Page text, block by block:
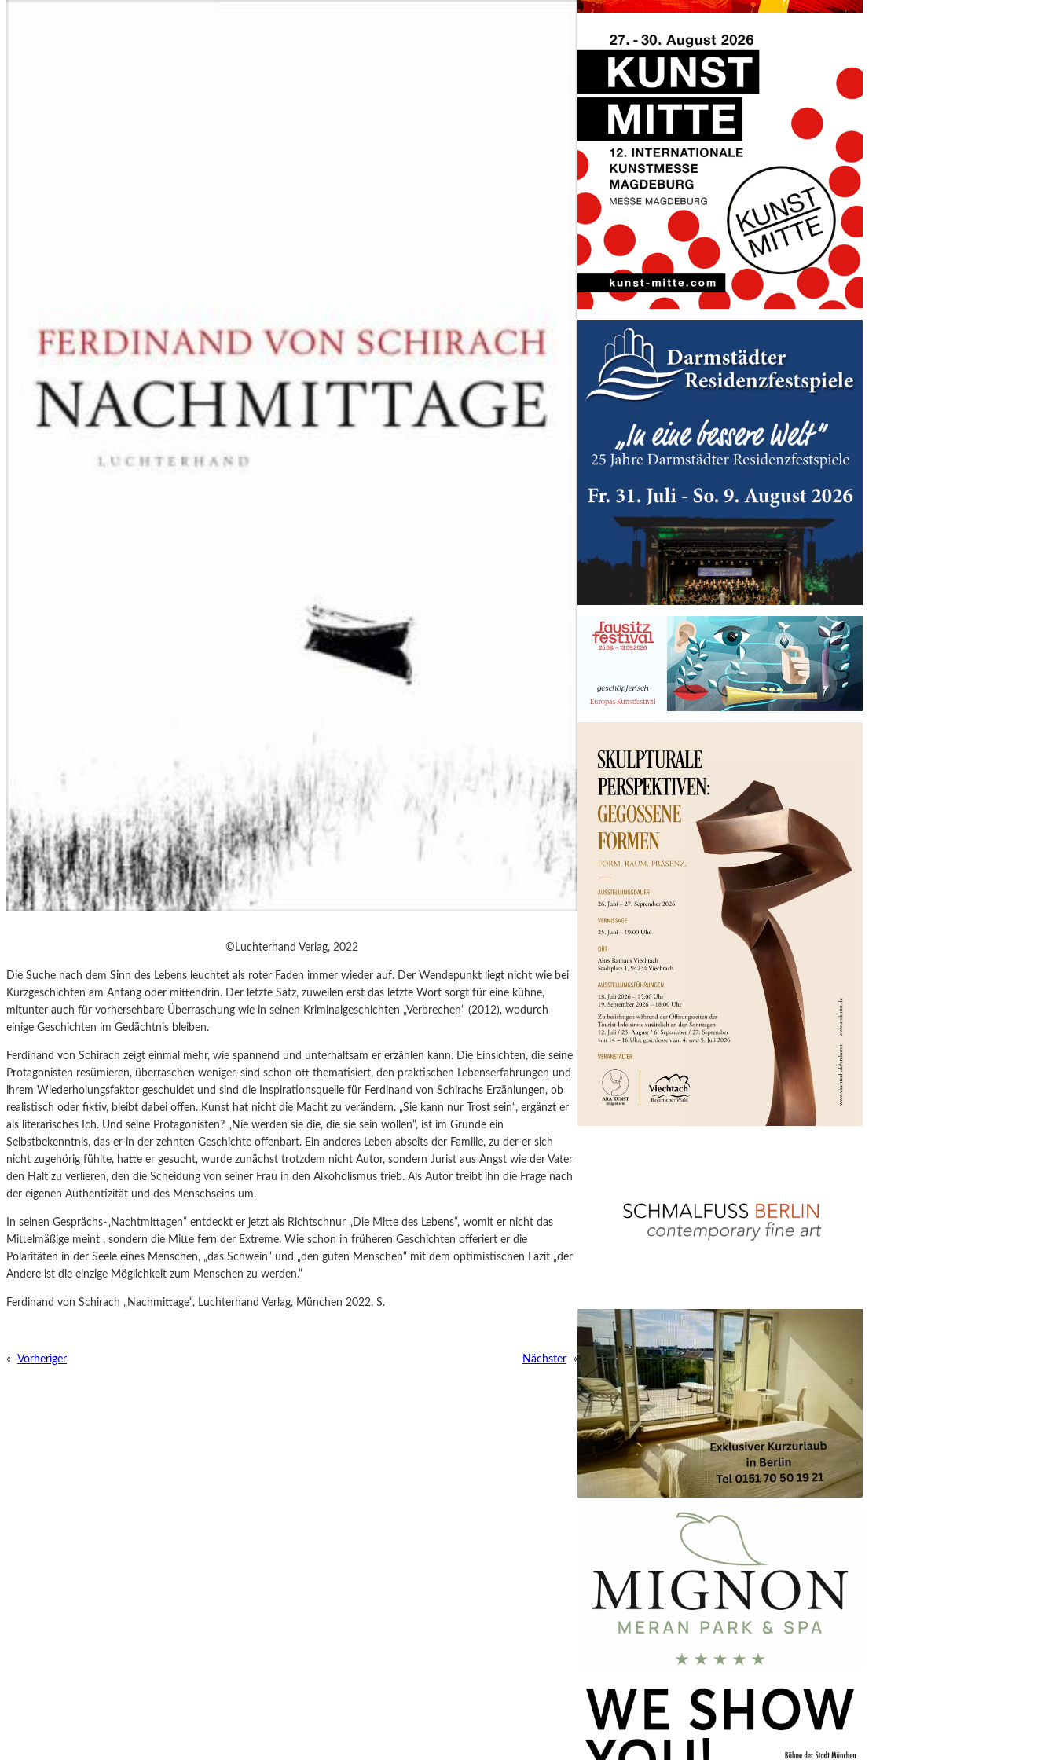
©Luchterhand Verlag, 2022
Die Suche nach dem Sinn des Lebens leuchtet als roter Faden immer wieder auf. Der Wendepunkt liegt nicht wie bei
Kurzgeschichten am Anfang oder mittendrin. Der letzte Satz, zuweilen erst das letzte Wort sorgt für eine kühne,
mitunter auch für vorhersehbare Überraschung wie in seinen Kriminalgeschichten „Verbrechen“ (2012), wodurch
einige Geschichten im Gedächtnis bleiben.
Ferdinand von Schirach zeigt einmal mehr, wie spannend und unterhaltsam er erzählen kann. Die Einsichten, die seine
Protagonisten resümieren, überraschen weniger, sind schon oft thematisiert, den praktischen Lebenserfahrungen und
ihrem Wiederholungsfaktor geschuldet und sind die Inspirationsquelle für Ferdinand von Schirachs Erzählungen, ob
realistisch oder fiktiv, bleibt dabei offen. Kunst hat nicht die Macht zu verändern. „Sie kann nur Trost sein“, ergänzt er
als literarisches Ich. Und seine Protagonisten? „Nie werden sie die, die sie sein wollen“, ist im Grunde ein
Selbstbekenntnis, das er in der zehnten Geschichte offenbart. Ein anderes Leben abseits der Familie, zu der er sich
nicht zugehörig fühlte, hatte er gesucht, wurde zunächst trotzdem nicht Autor, sondern Jurist aus Angst wie der Vater
den Halt zu verlieren, den die Scheidung von seiner Frau in den Alkoholismus trieb. Als Autor treibt ihn die Frage nach
der eigenen Authentizität und des Menschseins um.
In seinen Gesprächs-„Nachtmittagen“ entdeckt er jetzt als Richtschnur „Die Mitte des Lebens“, womit er nicht das
Mittelmäßige meint , sondern die Mitte fern der Extreme. Wie schon in früheren Geschichten offeriert er die
Polaritäten in der Seele eines Menschen, „das Schwein“ und „den guten Menschen“ mit dem optimistischen Fazit „der
Andere ist die einzige Möglichkeit zum Menschen zu werden.“
Ferdinand von Schirach „Nachmittage“, Luchterhand Verlag, München 2022, S.
« Vorheriger Nächster »